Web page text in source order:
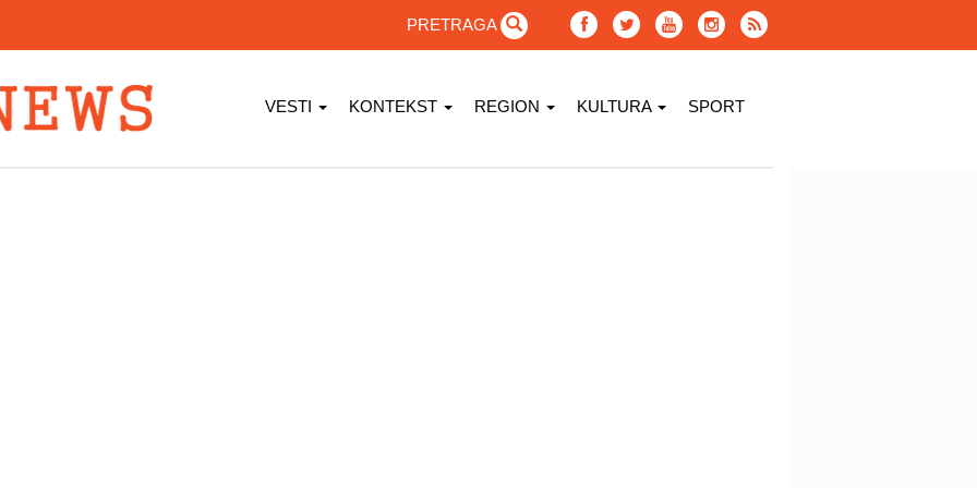
PRETRAGA
VESTI KONTEKST REGION KULTURA SPORT